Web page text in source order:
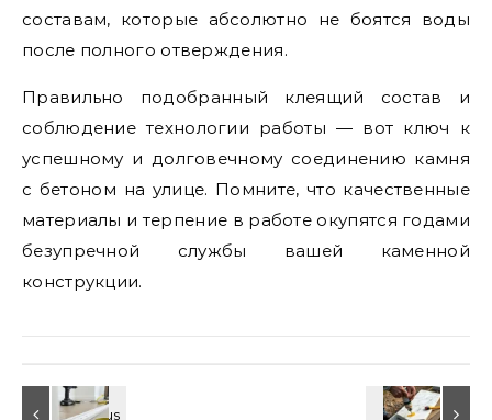
составам, которые абсолютно не боятся воды
после полного отверждения.
Правильно подобранный клеящий состав и
соблюдение технологии работы — вот ключ к
успешному и долговечному соединению камня
с бетоном на улице. Помните, что качественные
материалы и терпение в работе окупятся годами
безупречной службы вашей каменной
конструкции.